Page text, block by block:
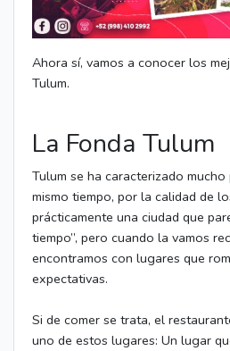
Ahora sí, vamos a conocer los
Tulum.
La Fonda Tulum
Tulum se ha caracterizado
mismo tiempo, por la calidad de
prácticamente una ciudad que
tiempo”, pero cuando la vamos
encontramos con lugares que
expectativas.
Si de comer se trata, el
uno de estos lugares: Un lugar